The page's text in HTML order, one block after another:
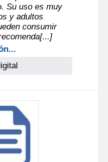
Su uso es muy
y adultos
consumir